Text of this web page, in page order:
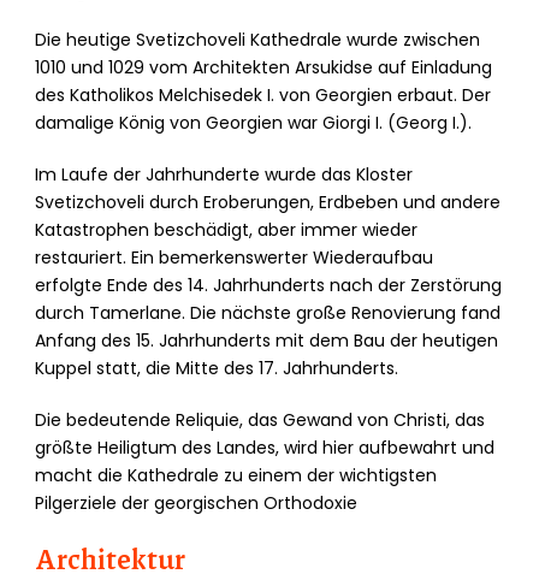
Die heutige Svetizchoveli Kathedrale wurde zwischen
1010 und 1029 vom Architekten Arsukidse auf Einladung
des Katholikos Melchisedek I. von Georgien erbaut. Der
damalige König von Georgien war Giorgi I. (Georg I.).
Im Laufe der Jahrhunderte wurde das Kloster
Svetizchoveli durch Eroberungen, Erdbeben und andere
Katastrophen beschädigt, aber immer wieder
restauriert. Ein bemerkenswerter Wiederaufbau
erfolgte Ende des 14. Jahrhunderts nach der Zerstörung
durch Tamerlane. Die nächste große Renovierung fand
Anfang des 15. Jahrhunderts mit dem Bau der heutigen
Kuppel statt, die Mitte des 17. Jahrhunderts.
Die bedeutende Reliquie, das Gewand von Christi, das
größte Heiligtum des Landes, wird hier aufbewahrt und
macht die Kathedrale zu einem der wichtigsten
Pilgerziele der georgischen Orthodoxie
Architektur